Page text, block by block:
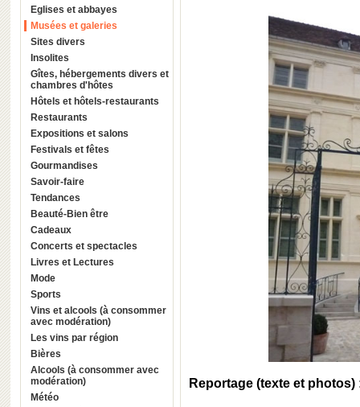
Eglises et abbayes
Musées et galeries
Sites divers
Insolites
Gîtes, hébergements divers et
chambres d'hôtes
Hôtels et hôtels-restaurants
Restaurants
Expositions et salons
Festivals et fêtes
Gourmandises
Savoir-faire
Tendances
Beauté-Bien être
Cadeaux
Concerts et spectacles
Livres et Lectures
Mode
Sports
Vins et alcools (à consommer
avec modération)
Les vins par région
Bières
Alcools (à consommer avec
modération)
Météo
Reportage (texte et